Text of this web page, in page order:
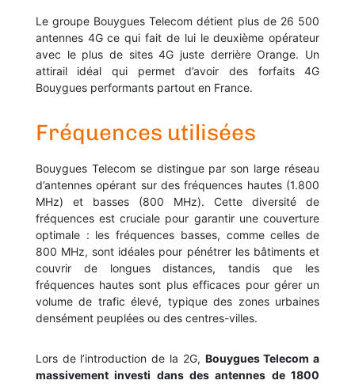
Le groupe Bouygues Telecom détient plus de 26 500
antennes 4G ce qui fait de lui le deuxième opérateur
avec le plus de sites 4G juste derrière Orange. Un
attirail idéal qui permet d’avoir des forfaits 4G
Bouygues performants partout en France.
Fréquences utilisées
Bouygues Telecom se distingue par son large réseau
d’antennes opérant sur des fréquences hautes (1.800
MHz) et basses (800 MHz). Cette diversité de
fréquences est cruciale pour garantir une couverture
optimale : les fréquences basses, comme celles de
800 MHz, sont idéales pour pénétrer les bâtiments et
couvrir de longues distances, tandis que les
fréquences hautes sont plus efficaces pour gérer un
volume de trafic élevé, typique des zones urbaines
densément peuplées ou des centres-villes.
Lors de l’introduction de la 2G, Bouygues Telecom a
massivement investi dans des antennes de 1800